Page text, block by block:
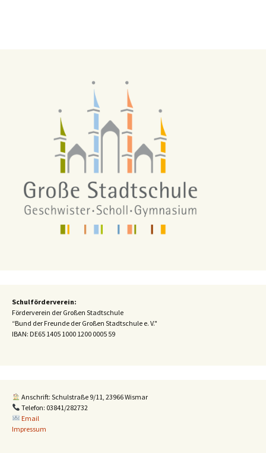
Schulförderverein:
Förderverein der Großen Stadtschule
“Bund der Freunde der Großen Stadtschule e. V."
IBAN: DE65 1405 1000 1200 0005 59
Anschrift: Schulstraße 9/11, 23966 Wismar
Telefon: 03841/282732
Email
Impressum